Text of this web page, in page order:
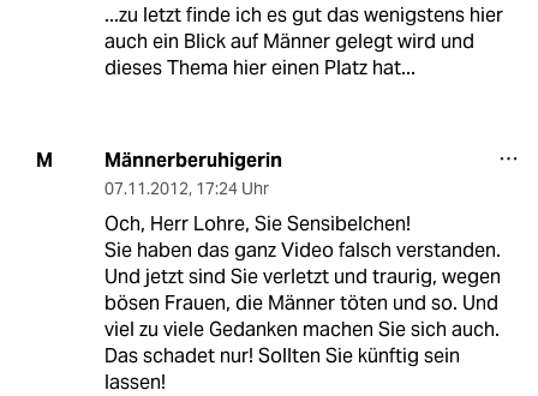
...zu letzt finde ich es gut das wenigstens hier
auch ein Blick auf Männer gelegt wird und
dieses Thema hier einen Platz hat...
M Männerberuhigerin
07.11.2012, 17:24 Uhr
Och, Herr Lohre, Sie Sensibelchen!
Sie haben das ganz Video falsch verstanden.
Und jetzt sind Sie verletzt und traurig, wegen
bösen Frauen, die Männer töten und so. Und
viel zu viele Gedanken machen Sie sich auch.
Das schadet nur! Sollten Sie künftig sein
lassen!